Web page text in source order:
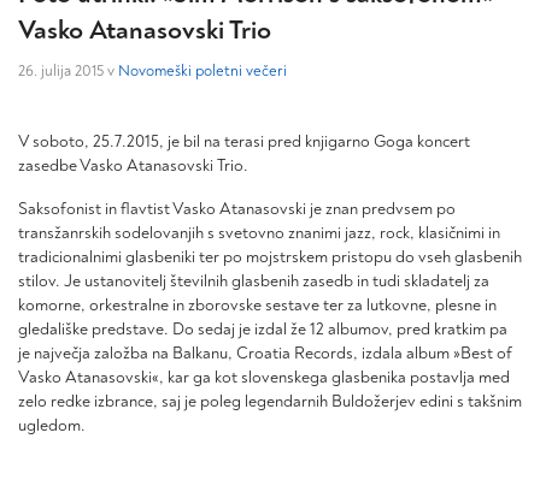
Vasko Atanasovski Trio
26. julija 2015 v Novomeški poletni večeri
V soboto, 25.7.2015, je bil na terasi pred knjigarno Goga koncert
zasedbe Vasko Atanasovski Trio.
Saksofonist in flavtist Vasko Atanasovski je znan predvsem po
transžanrskih sodelovanjih s svetovno znanimi jazz, rock, klasičnimi in
tradicionalnimi glasbeniki ter po mojstrskem pristopu do vseh glasbenih
stilov. Je ustanovitelj številnih glasbenih zasedb in tudi skladatelj za
komorne, orkestralne in zborovske sestave ter za lutkovne, plesne in
gledališke predstave. Do sedaj je izdal že 12 albumov, pred kratkim pa
je največja založba na Balkanu, Croatia Records, izdala album »Best of
Vasko Atanasovski«, kar ga kot slovenskega glasbenika postavlja med
zelo redke izbrance, saj je poleg legendarnih Buldožerjev edini s takšnim
ugledom.